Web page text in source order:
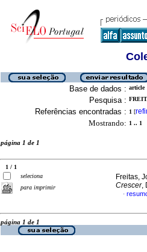
Base de dados : article
Pesquisa :
Referências encontradas : 1 [
Mostrando: 1 .. 1
página 1 de 1
1 / 1
seleciona
para imprimir
Freitas,
Crescer,
·
página 1 de 1